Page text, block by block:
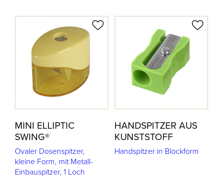
MINI ELLIPTIC
SWING®
Ovaler Dosenspitzer,
kleine Form, mit Metall-
Einbauspitzer, 1 Loch
merken
HANDSPITZER AUS
KUNSTSTOFF
Handspitzer in Blockform
Produkt merken